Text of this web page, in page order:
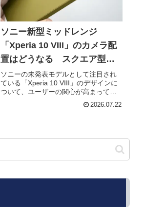
ソニー新型ミッドレンジ
「Xperia 10 VIII」のカメラ配
置はどうなる スクエア型が
意外な支持集める
ソニーの未発表モデルとして注目され
ている「Xperia 10 VIII」のデザインに
ついて、ユーザーの関心が高まってい
ます。現時点では具体的なリーク情報
はほとんど出ていないものの、次期フ
2026.07.22